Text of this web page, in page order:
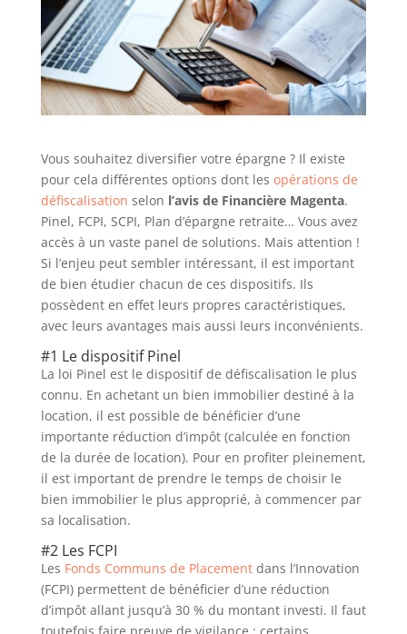
Vous souhaitez diversifier votre épargne ? Il existe
pour cela différentes options dont les opérations de
défiscalisation selon l’avis de Financière Magenta.
Pinel, FCPI, SCPI, Plan d’épargne retraite… Vous avez
accès à un vaste panel de solutions. Mais attention !
Si l’enjeu peut sembler intéressant, il est important
de bien étudier chacun de ces dispositifs. Ils
possèdent en effet leurs propres caractéristiques,
avec leurs avantages mais aussi leurs inconvénients.
#1 Le dispositif Pinel
La loi Pinel est le dispositif de défiscalisation le plus
connu. En achetant un bien immobilier destiné à la
location, il est possible de bénéficier d’une
importante réduction d’impôt (calculée en fonction
de la durée de location). Pour en profiter pleinement,
il est important de prendre le temps de choisir le
bien immobilier le plus approprié, à commencer par
sa localisation.
#2 Les FCPI
Les Fonds Communs de Placementdans l’Innovation
(FCPI) permettent de bénéficier d’une réduction
d’impôt allant jusqu’à 30 % du montant investi. Il faut